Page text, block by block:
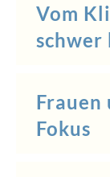
Vom
Frauen
Fokus